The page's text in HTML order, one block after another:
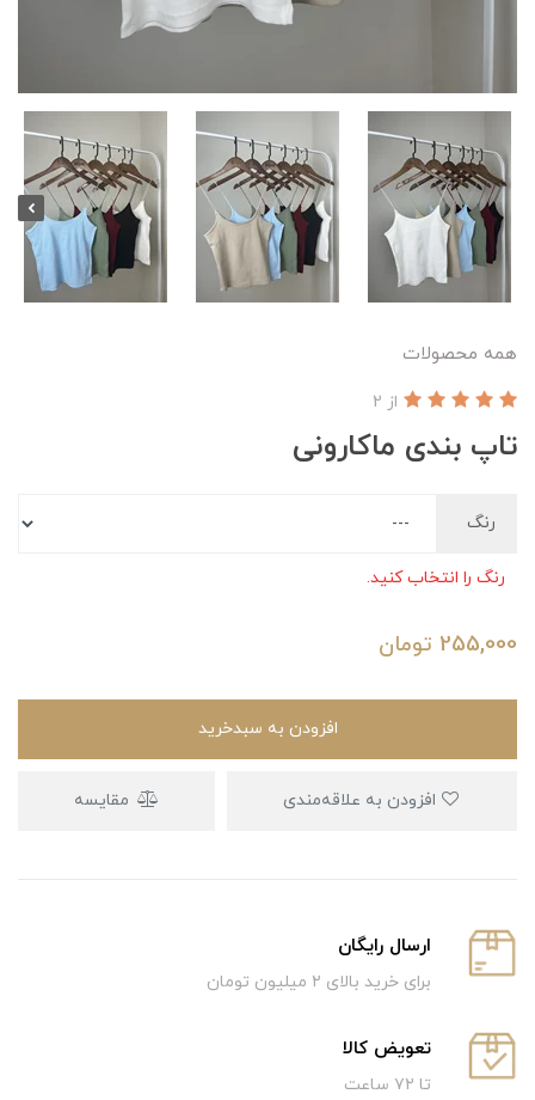
همه محصولات
تاپ بندی ماکارونی
از 2
رنگ
رنگ را انتخاب کنید.
255,000 تومان
افزودن به سبدخرید
مقایسه
ارسال رایگان
برای خرید بالای ۲ میلیون تومان
تعویض کالا
تا ۷۲ ساعت